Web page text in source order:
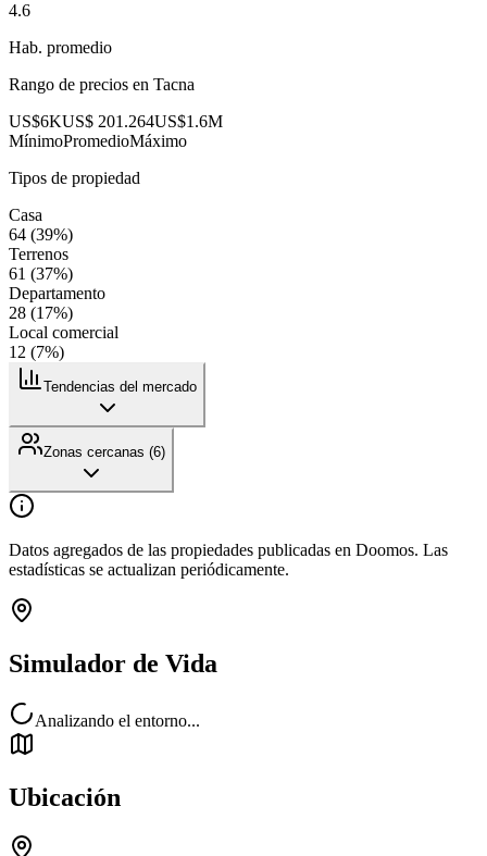
4.6
Hab. promedio
Rango de precios en Tacna
US$6KUS$ 201.264US$1.6M
MínimoPromedioMáximo
Tipos de propiedad
Casa
64 (39%)
Terrenos
61 (37%)
Departamento
28 (17%)
Local comercial
12 (7%)
Tendencias del mercado
Zonas cercanas (6)
Datos agregados de las propiedades publicadas en Doomos. Las
estadísticas se actualizan periódicamente.
Simulador de Vida
Analizando el entorno...
Ubicación